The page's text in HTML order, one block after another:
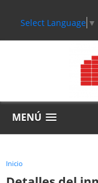
Select Language ▼
MENÚ
Inicio